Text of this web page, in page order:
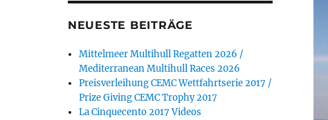
NEUESTE BEITRÄGE
Mittelmeer Multihull Regatten 2026 /
Mediterranean Multihull Races 2026
Preisverleihung CEMC Wettfahrtserie 2017 /
Prize Giving CEMC Trophy 2017
La Cinquecento 2017 Videos